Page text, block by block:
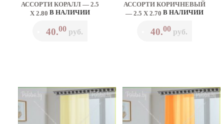
АССОРТИ КОРАЛЛ — 2.5
Х 2.80 В НАЛИЧИИ
40.00руб.
АССОРТИ КОРИЧНЕВЫЙ
— 2.5 Х 2.70 В НАЛИЧИИ
40.00руб.